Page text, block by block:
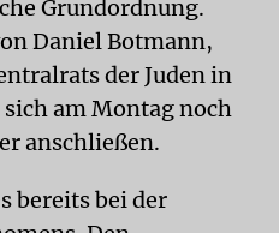
Grundordnung.
Daniel Botmann,
der Juden in
am Montag noch
anschließen.
bereits bei der